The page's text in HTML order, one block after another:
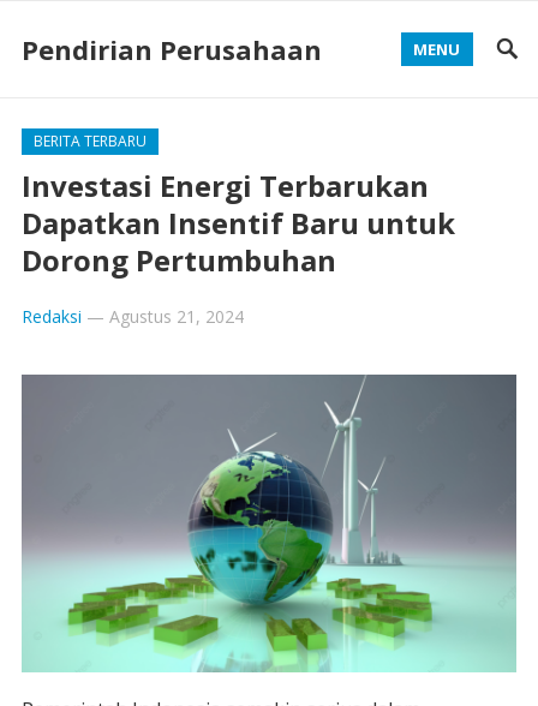
Pendirian Perusahaan MENU
BERITA TERBARU
Investasi Energi Terbarukan
Dapatkan Insentif Baru untuk
Dorong Pertumbuhan
Redaksi — Agustus 21, 2024